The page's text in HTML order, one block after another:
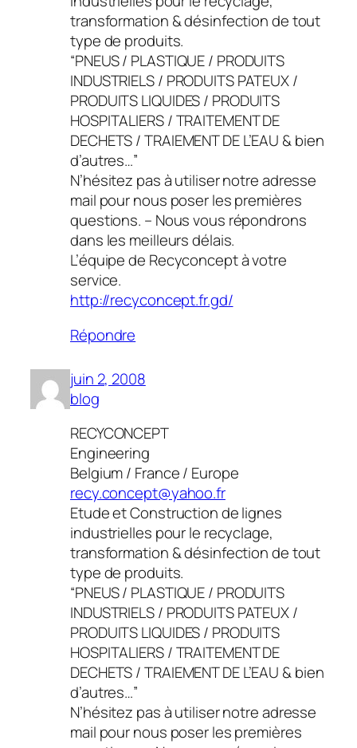
transformation & désinfection de tout
type de produits.
“PNEUS / PLASTIQUE / PRODUITS
INDUSTRIELS / PRODUITS PATEUX /
PRODUITS LIQUIDES / PRODUITS
HOSPITALIERS / TRAITEMENT DE
DECHETS / TRAIEMENT DE L’EAU & bien
d’autres…”
N’hésitez pas à utiliser notre adresse
mail pour nous poser les premières
questions. – Nous vous répondrons
dans les meilleurs délais.
L’équipe de Recyconcept à votre
service.
http://recyconcept.fr.gd/
Répondre
juin 2, 2008
blog
RECYCONCEPT
Engineering
Belgium / France / Europe
recy.concept@yahoo.fr
Etude et Construction de lignes
industrielles pour le recyclage,
transformation & désinfection de tout
type de produits.
“PNEUS / PLASTIQUE / PRODUITS
INDUSTRIELS / PRODUITS PATEUX /
PRODUITS LIQUIDES / PRODUITS
HOSPITALIERS / TRAITEMENT DE
DECHETS / TRAIEMENT DE L’EAU & bien
d’autres…”
N’hésitez pas à utiliser notre adresse
mail pour nous poser les premières